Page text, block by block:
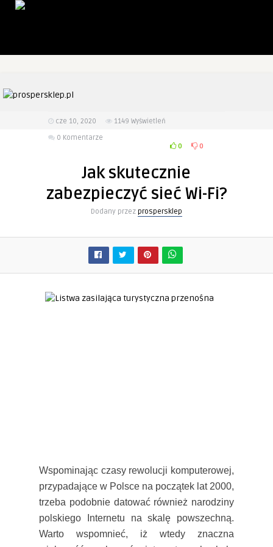
cze 10, 2020 1149 Wyświetleń
0 Komentarze
0 0
Jak skutecznie
zabezpieczyć sieć Wi-Fi?
Dodany przez prospersklep
Wspominając czasy rewolucji komputerowej,
przypadające w Polsce na początek lat 2000,
trzeba podobnie datować również narodziny
polskiego Internetu na skalę powszechną.
Warto wspomnieć, iż wtedy znaczna